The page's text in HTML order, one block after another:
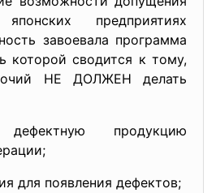
предприятиях
завоевала программа
которой сводится к тому,
НЕ ДОЛЖЕН делать
продукцию
для появления дефектов;